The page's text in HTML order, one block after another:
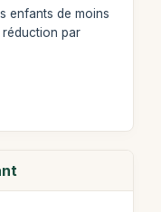
enfants de moins
réduction par